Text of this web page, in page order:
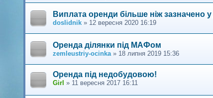
Виплата оренди більше ніж зазначено
doslidnik » 12 вересня 2020 16:19
Оренда ділянки під МАФом
zemleustriy-ocinka» 18 липня 2019 15:36
Оренда під недобудовою!
Girl » 11 вересня 2017 16:11